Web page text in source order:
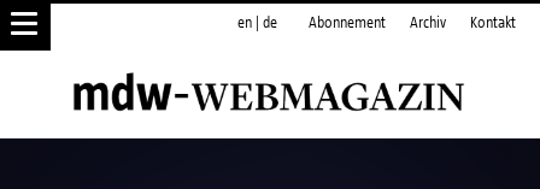
en de Abonnement Archiv Kontakt